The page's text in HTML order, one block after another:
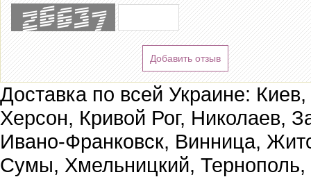
Добавить отзыв
Доставка по всей Украине:
Херсон, Кривой Рог, Николаев,
Ивано-Франковск, Винница,
Сумы, Хмельницкий, Тернополь,